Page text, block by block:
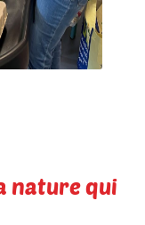
nature qui